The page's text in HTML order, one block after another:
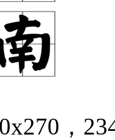
，